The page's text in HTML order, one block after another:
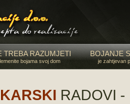
TREBA RAZUMJETI
bojama svoj dom
BOJANJE
je zahtjevan
RADOVI